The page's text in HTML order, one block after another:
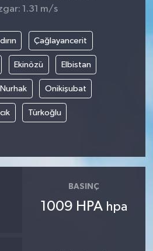
1.31 m/s
Çağlayancerit
Ekinözü Elbistan
Nurhak Onikişubat
Türkoğlu
BASINÇ
1009 HPA hpa